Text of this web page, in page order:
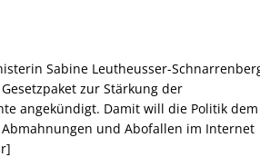
Sabine Leutheusser-
zur Stärkung der
angekündigt. Damit will die Politik dem
und Abofallen im Internet